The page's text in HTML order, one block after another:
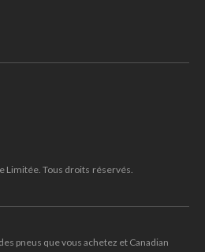
Limitée. Tous droits réservés.
pneus que vous achetez et Canadian